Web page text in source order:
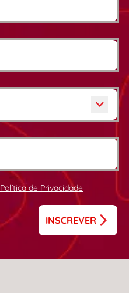
Política de Privacidade
INSCREVER